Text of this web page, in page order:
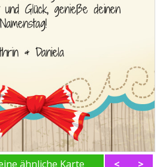
ähnliche Karte < >